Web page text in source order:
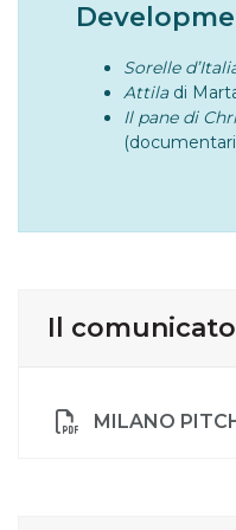
Sorelle
Attila di
Il pane di
Il
MILANO